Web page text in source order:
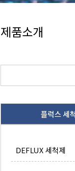
제품소개
플럭스 세
DEFLUX 세척제